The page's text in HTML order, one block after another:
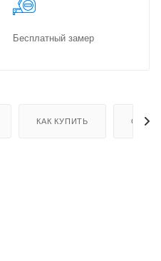
Бес­плат­ный замер
КАК КУПИТЬ